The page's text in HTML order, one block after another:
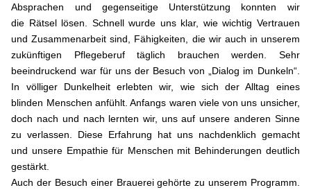
Absprachen und gegenseitige Unterstützung konnten wir
die Rätsel lösen. Schnell wurde uns klar, wie wichtig Vertrauen
und Zusammenarbeit sind, Fähigkeiten, die wir auch in unserem
zukünftigen Pflegeberuf täglich brauchen werden. Sehr
beeindruckend war für uns der Besuch von „Dialog im Dunkeln“.
In völliger Dunkelheit erlebten wir, wie sich der Alltag eines
blinden Menschen anfühlt. Anfangs waren viele von uns unsicher,
doch nach und nach lernten wir, uns auf unsere anderen Sinne
zu verlassen. Diese Erfahrung hat uns nachdenklich gemacht
und unsere Empathie für Menschen mit Behinderungen deutlich
gestärkt.
Auch der Besuch einer Brauerei gehörte zu unserem Programm.